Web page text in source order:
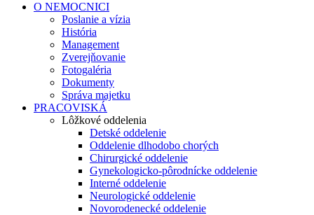
O NEMOCNICI
Poslanie a vízia
História
Management
Zverejňovanie
Fotogaléria
Dokumenty
Správa majetku
PRACOVISKÁ
Lôžkové oddelenia
Detské oddelenie
Oddelenie dlhodobo chorých
Chirurgické oddelenie
Gynekologicko-pôrodnícke oddelenie
Interné oddelenie
Neurologické oddelenie
Novorodenecké oddelenie